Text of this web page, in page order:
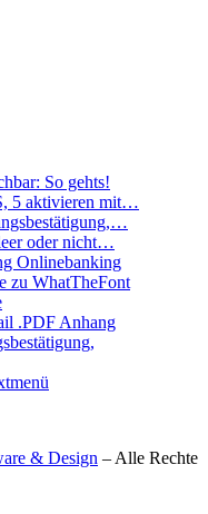
So gehts!
5 aktivieren mit…
oder nicht…
Onlinebanking
zu WhatTheFont
.PDF Anhang
& Design – Alle Rechte